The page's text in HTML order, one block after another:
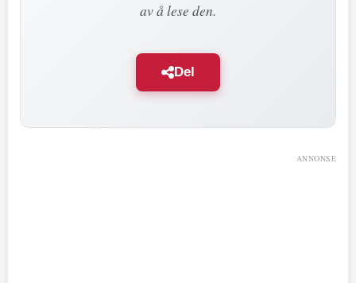
av å lese den.
Del
ANNONSE